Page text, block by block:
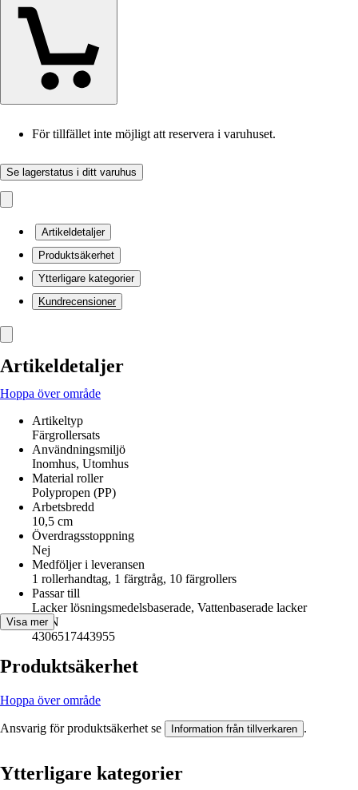
För tillfället inte möjligt att reservera i varuhuset.
Se lagerstatus i ditt varuhus
Artikeldetaljer
Produktsäkerhet
Ytterligare kategorier
Kundrecensioner
Artikeldetaljer
Hoppa över område
Artikeltyp
Färgrollersats
Användningsmiljö
Inomhus, Utomhus
Material roller
Polypropen (PP)
Arbetsbredd
10,5 cm
Överdragsstoppning
Nej
Medföljer i leveransen
1 rollerhandtag, 1 färgtråg, 10 färgrollers
Passar till
Lacker lösningsmedelsbaserade, Vattenbaserade lacker
EAN
4306517443955
Visa mer
Produktsäkerhet
Hoppa över område
Ansvarig för produktsäkerhet se Information från tillverkaren .
Ytterligare kategorier